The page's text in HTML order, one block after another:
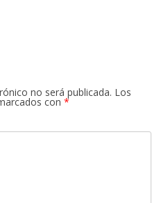
no será publicada. Los
con *